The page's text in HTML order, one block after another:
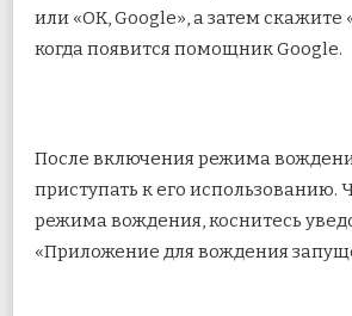
или «ОК, Google», а затем скажите
когда появится помощник Google.
После включения режима
приступать к его использованию.
режима вождения, коснитесь
«Приложение для вождения